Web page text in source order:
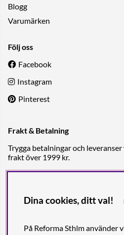
Blogg
Varumärken
Följ oss
Facebook
Instagram
Pinterest
Frakt & Betalning
Trygga betalningar och
frakt över 1999 kr.
Dina cookies, ditt val!
På Reforma Sthlm använder